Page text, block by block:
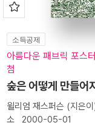
소득공제
아름다운 패브릭 포스
첨
숲은 어떻게 만들어
윌리엄 재스퍼슨 (지은
소 2000-05-01